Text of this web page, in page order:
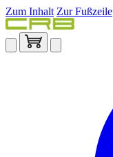
Zum Inhalt Zur Fußzeile